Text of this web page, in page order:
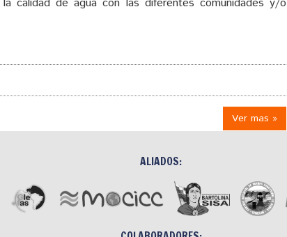
Ver mas »
ALIADOS: